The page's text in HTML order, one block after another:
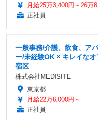
月給25万3,400円～26万
正社員
一般事務/介護、飲食、ア
ー/未経験OK × キレイな
宿区
株式会社MEDISITE
東京都
月給22万6,000円～
正社員